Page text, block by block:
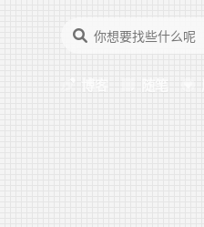
博客 随笔